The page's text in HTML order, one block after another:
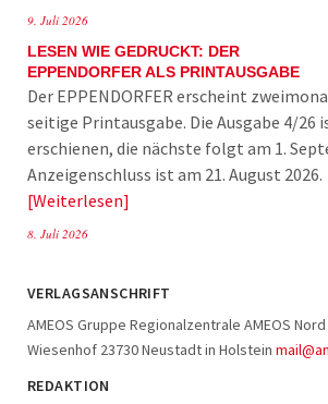
9. Juli 2026
LESEN WIE GEDRUCKT: DER
EPPENDORFER ALS PRINTAUSGABE
Der EPPENDORFER erscheint
seitige Printausgabe. Die Ausgabe 4/26
erschienen, die nächste folgt am 1.
Anzeigenschluss ist am 21. August
Weiterlesen
8. Juli 2026
VERLAGSANSCHRIFT
AMEOS Gruppe Regionalzentrale AMEOS
Wiesenhof 23730 Neustadt in Holstein
REDAKTION